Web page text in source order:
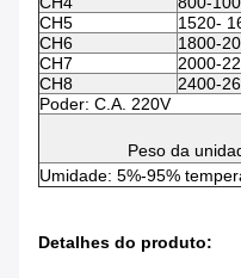
CH5
1520-
CH6
1800-
CH7
2000-
CH8
2400-
Poder: C.A. 220V
Peso da
Umidade: 5%-95%
Detalhes do produto: